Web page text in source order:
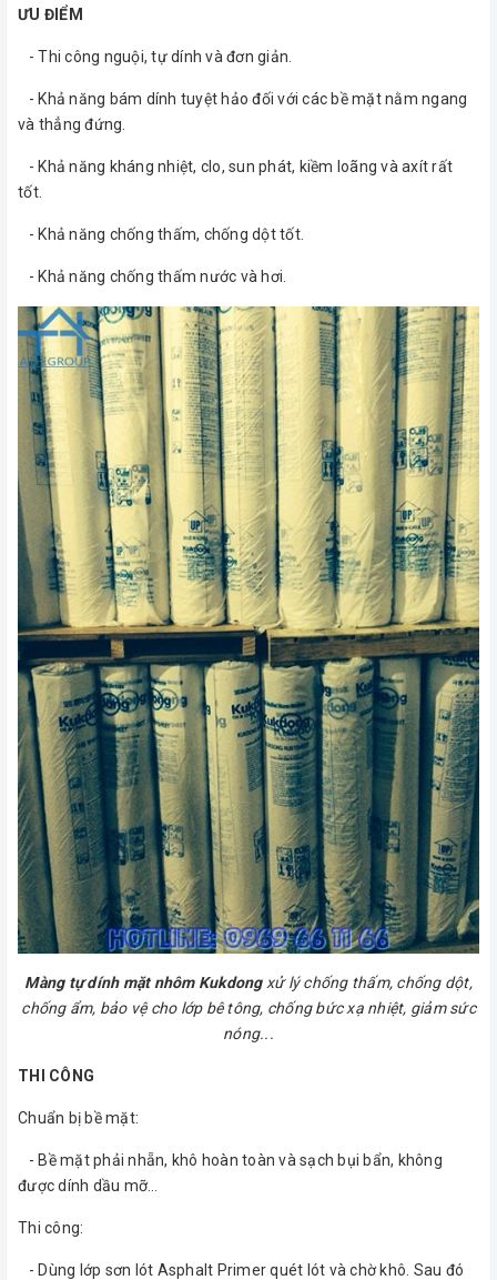
ƯU ĐIỂM
- Thi công nguội, tự dính và đơn giản.
- Khả năng bám dính tuyệt hảo đối với các bề mặt nằm ngang
và thẳng đứng.
- Khả năng kháng nhiệt, clo, sun phát, kiềm loãng và axít rất
tốt.
- Khả năng chống thấm, chống dột tốt.
- Khả năng chống thấm nước và hơi.
Màng tự dính mặt nhôm Kukdong xử lý chống thấm, chống dột,
chống ẩm, bảo vệ cho lớp bê tông, chống bức xạ nhiệt, giảm sức
nóng...
THI CÔNG
Chuẩn bị bề mặt:
- Bề mặt phải nhẵn, khô hoàn toàn và sạch bụi bẩn, không
được dính dầu mỡ…
Thi công:
- Dùng lớp sơn lót Asphalt Primer quét lót và chờ khô. Sau đó